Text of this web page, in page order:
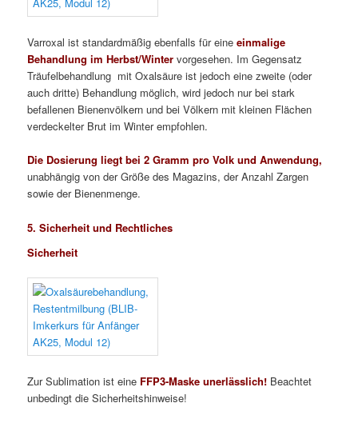
Varroxal ist standardmäßig ebenfalls für eineeinmalige
Behandlung im Herbst/Winter vorgesehen. Im Gegensatz
Träufelbehandlung mit Oxalsäure ist jedoch eine zweite (oder
auch dritte) Behandlung möglich, wird jedoch nur bei stark
befallenen Bienenvölkern und bei Völkern mit kleinen Flächen
verdeckelter Brut im Winter empfohlen.
Die Dosierung liegt bei 2 Gramm pro Volk und Anwendung,
unabhängig von der Größe des Magazins, der Anzahl Zargen
sowie der Bienenmenge.
5. Sicherheit und Rechtliches
Sicherheit
Zur Sublimation ist eine FFP3-Maske unerlässlich! Beachtet
unbedingt die Sicherheitshinweise!